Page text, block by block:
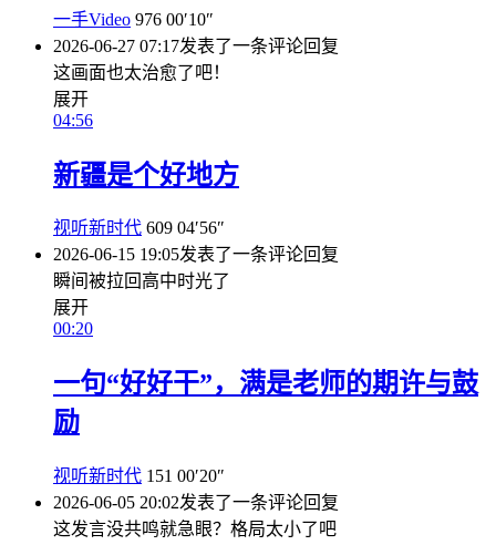
一手Video 976 00′10″
2026-06-27 07:17发表了一条评论回复
这画面也太治愈了吧！
展开
04:56
新疆是个好地方
视听新时代 609 04′56″
2026-06-15 19:05发表了一条评论回复
瞬间被拉回高中时光了
展开
00:20
一句“好好干”，满是老师的期许与鼓
励
视听新时代 151 00′20″
2026-06-05 20:02发表了一条评论回复
这发言没共鸣就急眼？格局太小了吧